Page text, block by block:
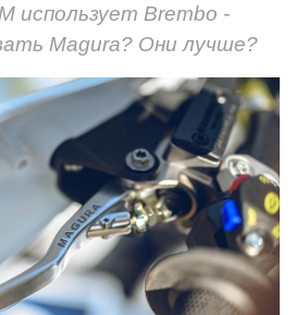
использует Brembo -
Magura? Они лучше?